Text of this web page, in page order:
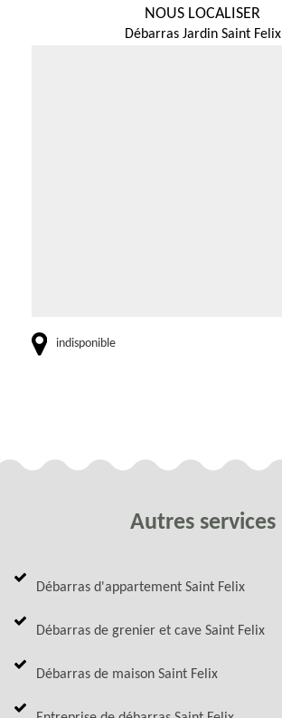
NOUS LOCALISER
Débarras Jardin Saint Felix
indisponible
Autres services
Débarras d'appartement Saint Felix
Débarras de grenier et cave Saint Felix
Débarras de maison Saint Felix